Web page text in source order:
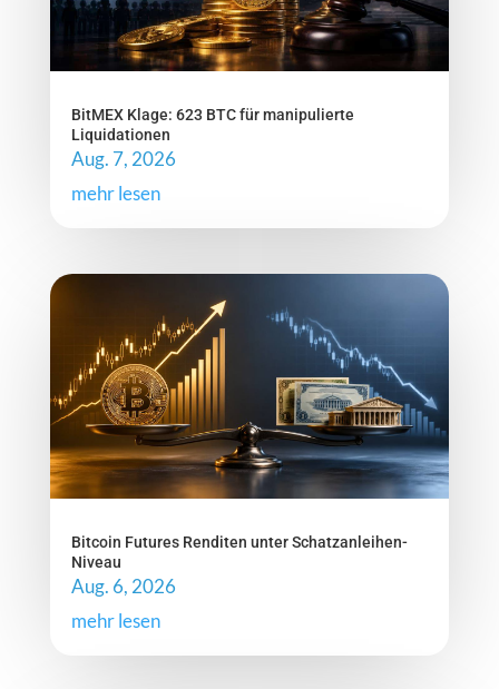
BitMEX Klage: 623 BTC für manipulierte
Liquidationen
Aug. 7, 2026
mehr lesen
Bitcoin Futures Renditen unter Schatzanleihen-
Niveau
Aug. 6, 2026
mehr lesen